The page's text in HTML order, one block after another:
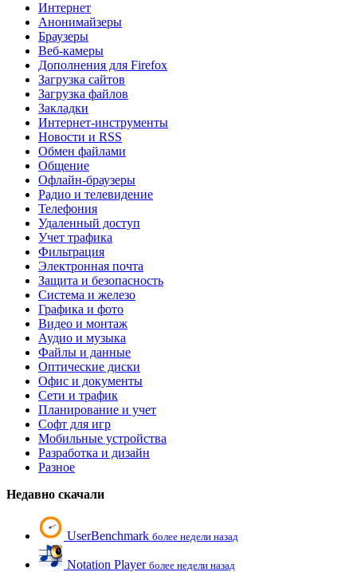
Интернет
Анонимайзеры
Браузеры
Веб-камеры
Дополнения для Firefox
Загрузка сайтов
Загрузка файлов
Закладки
Интернет-инструменты
Новости и RSS
Обмен файлами
Общение
Офлайн-браузеры
Радио и телевидение
Телефония
Удаленный доступ
Учет трафика
Фильтрация
Электронная почта
Защита и безопасность
Система и железо
Графика и фото
Видео и монтаж
Аудио и музыка
Файлы и данные
Оптические диски
Офис и документы
Сети и трафик
Планирование и учет
Софт для игр
Мобильные устройства
Разработка и дизайн
Разное
Недавно скачали
UserBenchmark более недели назад
Notation Player более недели назад